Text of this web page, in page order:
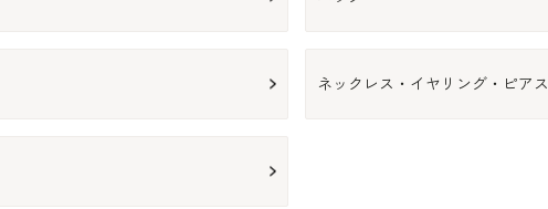
ネックレス・イヤリング・ピアス